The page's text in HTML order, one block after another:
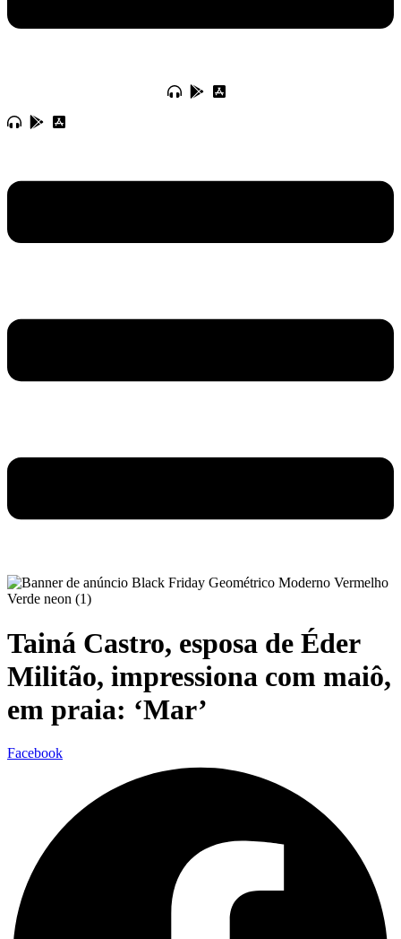
Tainá Castro, esposa de Éder
Militão, impressiona com maiô,
em praia: ‘Mar’
Facebook